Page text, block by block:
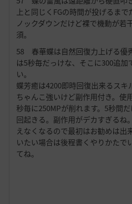
上と同じくFGの時間が投げるま
ノックダウンだけど裸で機動が若
須。
58 春華蝶は自然回復力上げる優
は5秒毎だっけな、そこに300追加
い。
蝶芳癒は4200即時回復出来るスキ
ちゃんこ強いけど副作用付き。使
秒毎に250MPが削れます。5秒間
回起きる。副作用がデカすぎるね
えなくなるので最初はお勧めは出
いたい場合は後程書くやりかたで
てね。